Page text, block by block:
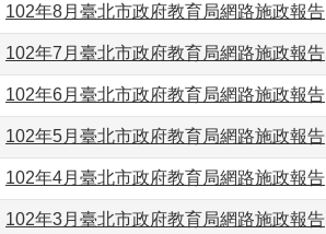
102年8月臺北市政府教育局網路施政報告
102年7月臺北市政府教育局網路施政報告
102年6月臺北市政府教育局網路施政報告
102年5月臺北市政府教育局網路施政報告
102年4月臺北市政府教育局網路施政報告
102年3月臺北市政府教育局網路施政報告